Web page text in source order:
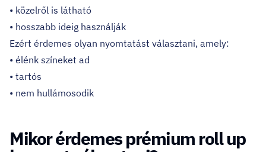
• közelről is látható
• hosszabb ideig használják
Ezért érdemes olyan nyomtatást választani, amely:
• élénk színeket ad
• tartós
• nem hullámosodik
Mikor érdemes prémium roll up